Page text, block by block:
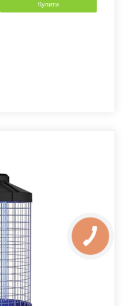
Купити